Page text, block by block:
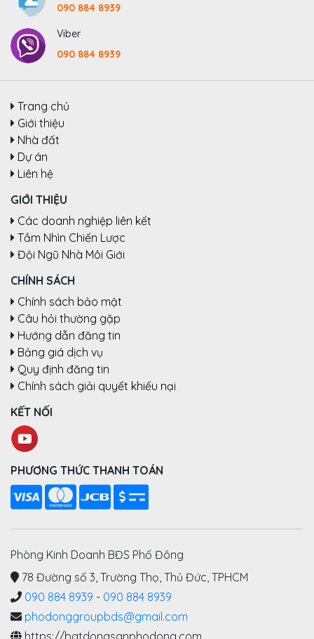
090 884 8939
Viber
090 884 8939
Trang chủ
Giới thiệu
Nhà đất
Dự án
Liên hệ
GIỚI THIỆU
Các doanh nghiệp liên kết
Tầm Nhìn Chiến Lược
Đội Ngũ Nhà Môi Giới
CHÍNH SÁCH
Chính sách bảo mật
Câu hỏi thường gặp
Hướng dẫn đăng tin
Bảng giá dịch vụ
Quy định đăng tin
Chính sách giải quyết khiếu nại
KẾT NỐI
PHƯƠNG THỨC THANH TOÁN
Phòng Kinh Doanh BĐS Phố Đông
78 Đường số 3, Trường Thọ, Thủ Đức, TPHCM
090 884 8939 - 090 884 8939
phodonggroupbds@gmail.com
https://batdongsanphodong.com